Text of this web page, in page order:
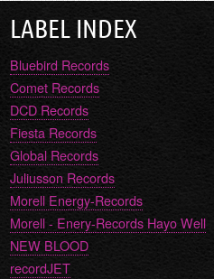
LABEL INDEX
Bluebird Records
Comet Records
DCD Records
Fiesta Records
Global Records
Juliusson Records
Morell Energy-Records
Morell - Enery-Records Hayo Well
NEW BLOOD
recordJET